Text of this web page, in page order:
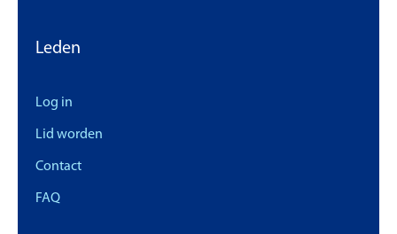
Leden
Log in
Lid worden
Contact
FAQ